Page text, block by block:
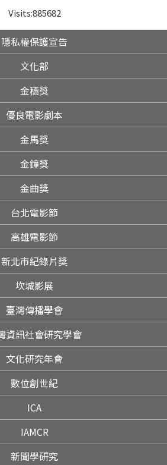
Visits:885682
隱私權保護宣告
文化部
金穗獎
優良電影劇本
金馬獎
金鐘獎
金曲獎
台北電影節
高雄電影節
新北市紀錄片獎
坎城影展
臺灣傳播學會
資訊社會研究學會
文化研究年會
數位創世紀
ICA
IAMCR
新聞學研究